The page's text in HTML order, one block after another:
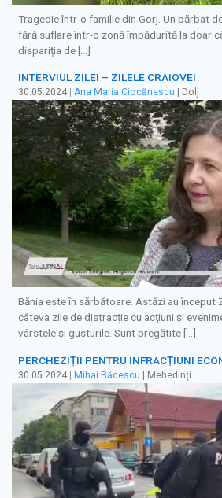
Tragedie într-o familie din Gorj. Un bărbat
fără suflare într-o zonă împădurită la doar
dispariția de […]
INTERVIUL ZILEI – ZILELE CRAIOVEI
30.05.2024 Ana Maria Ciocănescu | Dolj
Bănia este în sărbătoare. Astăzi au început
câteva zile de distracție cu acţiuni şi
vârstele şi gusturile. Sunt pregătite […]
PERCHEZIȚII PENTRU INFRACȚIUNI
30.05.2024 | Mihai Bădescu | Mehedinți